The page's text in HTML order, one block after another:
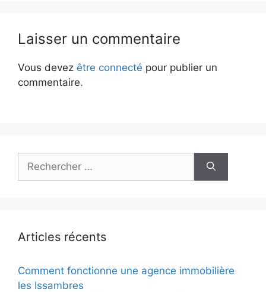
Laisser un commentaire
Vous devez être connecté pour publier un
commentaire.
Articles récents
Comment fonctionne une agence immobilière
les Issambres